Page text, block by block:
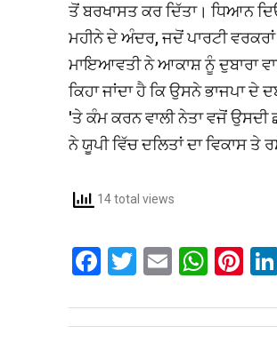
ਤੋਂ ਬਰਖਾਸਤ ਕਰ ਦਿੱਤਾ। ਧਿਆਨ
ਮਹੀਨੇ ਦੇ ਅੰਦਰ, ਜਦੋਂ ਪਾਰਟੀ
ਮਾਇਆਵਤੀ ਨੇ ਆਕਾਸ਼ ਨੂੰ ਦੁਬਾਰਾ
ਕਿਹਾ ਜਾਂਦਾ ਹੈ ਕਿ ਉਸਨੇ ਭਾਜਪਾ
'ਤੇ ਕੰਮ ਕਰਨ ਵਾਲੀ ਨੇਤਾ ਵਜੋਂ ਉਸਦੀ
ਨੇ ਯੂਪੀ ਵਿੱਚ ਦਲਿਤਾਂ ਦਾ ਵਿਕਾਸ ਤੇ
14 total views
F
ce
T
tt
E
ail
W
at
Pi
er